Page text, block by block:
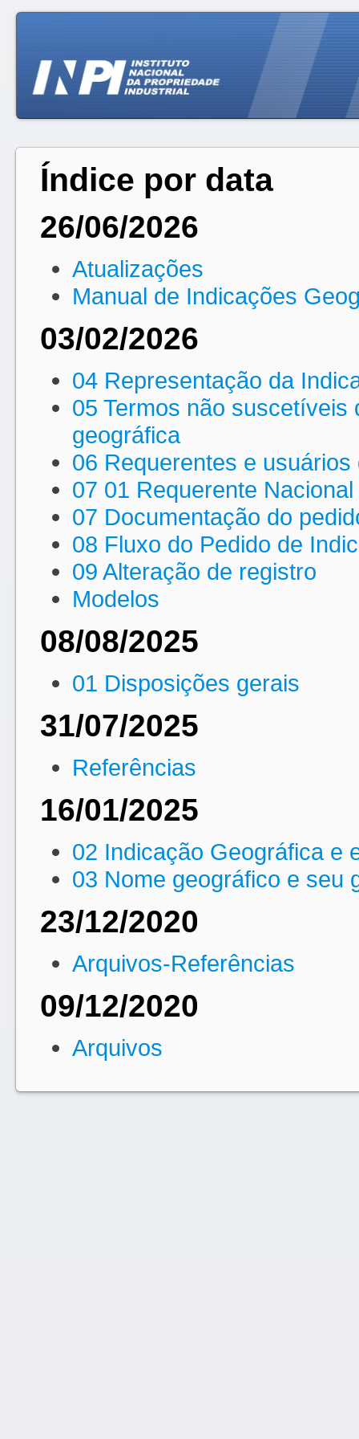
Índice por data
26/06/2026
Atualizações
Manual de Indicações
03/02/2026
04 Representação da
05 Termos não
geográfica
06 Requerentes e usuários
07 01 Requerente Nacional
07 Documentação do
08 Fluxo do Pedido de
09 Alteração de registro
Modelos
08/08/2025
01 Disposições gerais
31/07/2025
Referências
16/01/2025
02 Indicação Geográfica e
03 Nome geográfico e seu
23/12/2020
Arquivos-Referências
09/12/2020
Arquivos